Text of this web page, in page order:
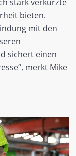
bieten.
mit den
sichert einen
merkt Mike